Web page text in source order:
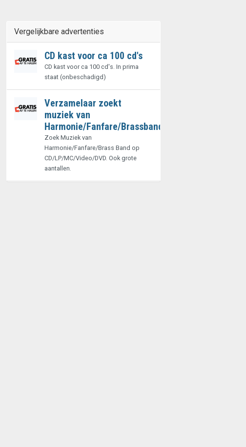
Vergelijkbare advertenties
CD kast voor ca 100 cd's
CD kast voor ca 100 cd's. In prima
staat (onbeschadigd)
Verzamelaar zoekt
muziek van
Harmonie/Fanfare/Brassband
Zoek Muziek van
Harmonie/Fanfare/Brass Band op
CD/LP/MC/Video/DVD. Ook grote
aantallen.